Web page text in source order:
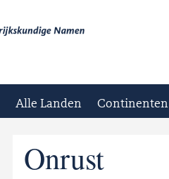
Alle Landen Continenten
Onrust